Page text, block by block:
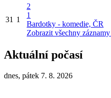
31 1
2
1
Bardotky - komedie, ČR
Zobrazit všechny
Aktuální počasí
dnes, pátek 7. 8. 2026